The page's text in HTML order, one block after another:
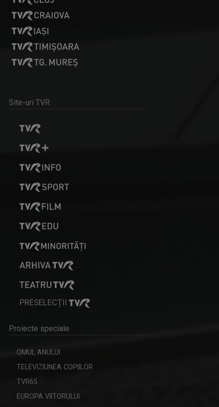
FORUM ECONOMIC
Dezbatem principalele subiecte din economie cu ...
CARAVANA TVR3
ACTUAL REGIONAL
Actualitatea socială regională este dezbătută ...
Site-uri TVR
PRESELECȚII
Proiecte speciale
OMUL ANULUI
TELEVIZIUNEA COPIILOR
TVR65
EUROPA VIITORULUI